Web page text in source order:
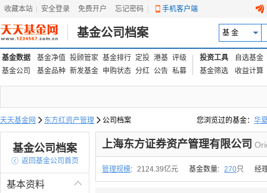
收藏本站 安全登录 免费开户 忘记密码 手机客户端
基金公司档案 基 金
基金数据 基金净值 投顾管家 基金排行 定投 港基 评级
基金公司
基金品种 新发基金 申购状态 分红 公告 私募
投资工具
自选基金
基金筛选
收益计算
天天基金网  东方红资产管理  公司档案 您浏览过的基金： 华
易方达上证中盘ETF联
基金公司档案
 返回基金公司首页

基本资料
上海东方证券资产管理有限公司
管理规模: 2124.39亿元 基金数量: 270只 经